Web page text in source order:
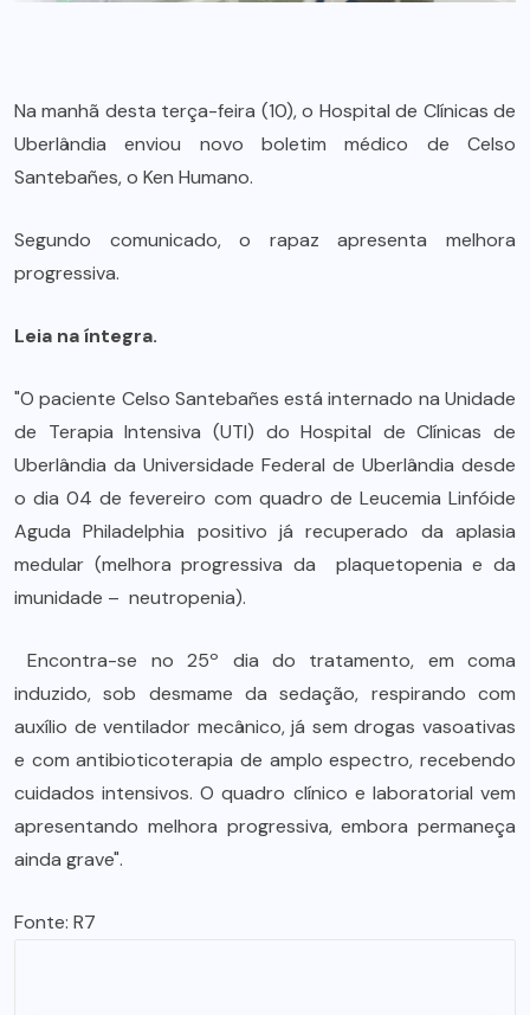
Na manhã desta terça-feira (10), o Hospital de Clínicas de
Uberlândia enviou novo boletim médico de Celso
Santebañes, o Ken Humano.
Segundo comunicado, o rapaz apresenta melhora
progressiva.
Leia na íntegra.
"O paciente Celso Santebañes está internado na Unidade
de Terapia Intensiva (UTI) do Hospital de Clínicas de
Uberlândia da Universidade Federal de Uberlândia desde
o dia 04 de fevereiro com quadro de Leucemia Linfóide
Aguda Philadelphia positivo já recuperado da aplasia
medular (melhora progressiva da plaquetopenia e da
imunidade – neutropenia).
Encontra-se no 25º dia do tratamento, em coma
induzido, sob desmame da sedação, respirando com
auxílio de ventilador mecânico, já sem drogas vasoativas
e com antibioticoterapia de amplo espectro, recebendo
cuidados intensivos. O quadro clínico e laboratorial vem
apresentando melhora progressiva, embora permaneça
ainda grave".
Fonte: R7